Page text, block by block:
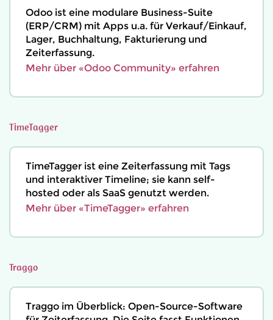
Odoo ist eine modulare Business-Suite
(ERP/CRM) mit Apps u.a. für Verkauf/Einkauf,
Lager, Buchhaltung, Fakturierung und
Zeiterfassung.
Mehr über «Odoo Community» erfahren
TimeTagger
TimeTagger ist eine Zeiterfassung mit Tags
und interaktiver Timeline; sie kann self-
hosted oder als SaaS genutzt werden.
Mehr über «TimeTagger» erfahren
Traggo
Traggo im Überblick: Open-Source-Software